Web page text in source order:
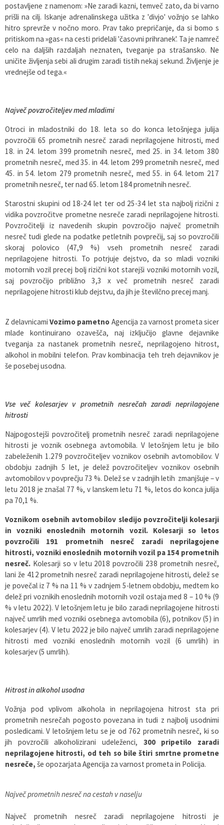
postavljene z namenom: »Ne zaradi kazni, temveč zato, da bi varno
prišli na cilj. Iskanje adrenalinskega užitka z 'divjo' vožnjo se lahko
hitro sprevrže v nočno moro. Prav tako prepričanje, da si bomo s
pritiskom na »gas« na cesti pridelali 'časovni prihranek'. Ta je namreč
celo na daljših razdaljah neznaten, tveganje pa strašansko. Ne
uničite življenja sebi ali drugim zaradi tistih nekaj sekund. Življenje je
vrednejše od tega.«
Največ povzročiteljev med mladimi
Otroci in mladostniki do 18. leta so do konca letošnjega julija
povzročili 65 prometnih nesreč zaradi neprilagojene hitrosti, med
18. in 24. letom 399 prometnih nesreč, med 25. in 34. letom 380
prometnih nesreč, med 35. in 44. letom 299 prometnih nesreč, med
45. in 54. letom 279 prometnih nesreč, med 55. in 64. letom 217
prometnih nesreč, ter nad 65. letom 184 prometnih nesreč.
Starostni skupini od 18-24 let ter od 25-34 let sta najbolj rizični z
vidika povzročitve prometne nesreče zaradi neprilagojene hitrosti.
Povzročitelji iz navedenih skupin povzročijo največ prometnih
nesreč tudi glede na podatke petletnih povprečij, saj so povzročili
skoraj polovico (47,9 %) vseh prometnih nesreč zaradi
neprilagojene hitrosti. To potrjuje dejstvo, da so mladi vozniki
motornih vozil precej bolj rizični kot starejši vozniki motornih vozil,
saj povzročijo približno 3,3 x več prometnih nesreč zaradi
neprilagojene hitrosti klub dejstvu, da jih je številčno precej manj.
Z delavnicamiVozimo pametno Agencija za varnost prometa sicer
mlade kontinuirano ozavešča, naj izključijo glavne dejavnike
tveganja za nastanek prometnih nesreč, neprilagojeno hitrost,
alkohol in mobilni telefon. Prav kombinacija teh treh dejavnikov je
še posebej usodna.
Vse več kolesarjev v prometnih nesrečah zaradi neprilagojene
hitrosti
Najpogostejši povzročitelj prometnih nesreč zaradi neprilagojene
hitrosti je voznik osebnega avtomobila. V letošnjem letu je bilo
zabeleženih 1.279 povzročiteljev voznikov osebnih avtomobilov. V
obdobju zadnjih 5 let, je delež povzročiteljev voznikov osebnih
avtomobilov v povprečju 73 %. Delež se v zadnjih letih zmanjšuje – v
letu 2018 je znašal 77 %, v lanskem letu 71 %, letos do konca julija
pa 70,1 %.
Voznikom osebnih avtomobilov sledijo povzročitelji kolesarji
in vozniki enoslednih motornih vozil. Kolesarji so letos
povzročili 191 prometnih nesreč zaradi neprilagojene
hitrosti, vozniki enoslednih motornih vozil pa 154 prometnih
nesreč. Kolesarji so v letu 2018 povzročili 238 prometnih nesreč,
lani že 412 prometnih nesreč zaradi neprilagojene hitrosti, delež se
je povečal iz 7 % na 11 % v zadnjem 5-letnem obdobju, medtem ko
delež pri voznikih enoslednih motornih vozil ostaja med 8 – 10 % (9
% v letu 2022). V letošnjem letu je bilo zaradi neprilagojene hitrosti
največ umrlih med vozniki osebnega avtomobila (6), potnikov (5) in
kolesarjev (4). V letu 2022 je bilo največ umrlih zaradi neprilagojene
hitrosti med vozniki enoslednih motornih vozil (6 umrlih) in
kolesarjev (5 umrlih).
Hitrost in alkohol usodna
Vožnja pod vplivom alkohola in neprilagojena hitrost sta pri
prometnih nesrečah pogosto povezana in tudi z najbolj usodnimi
posledicami. V letošnjem letu se je od 762 prometnih nesreč, ki so
jih povzročili alkoholizirani udeleženci, 300 pripetilo zaradi
neprilagojene hitrosti, od teh so bile štiri smrtne prometne
nesreče, še opozarjata Agencija za varnost prometa in Policija.
Največ prometnih nesreč na cestah v naselju
Največ prometnih nesreč zaradi neprilagojene hitrosti je